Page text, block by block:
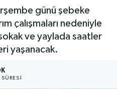
günü şebeke
çalışmaları nedeniyle
ve yaylada saatler
yaşanacak.